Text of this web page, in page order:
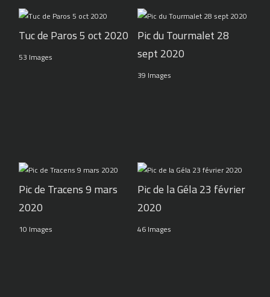
Tuc de Paros 5 oct 2020
53 Images
Pic du Tourmalet 28
sept 2020
39 Images
Pic de Tracens 9 mars
2020
10 Images
Pic de la Géla 23 février
2020
46 Images